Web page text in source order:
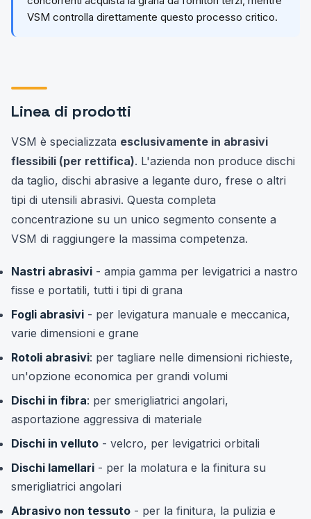
VSM controlla direttamente questo processo critico.
Linea di prodotti
VSM è specializzata esclusivamente in abrasivi
flessibili (per rettifica). L'azienda non produce dischi
da taglio, dischi abrasive a legante duro, frese o altri
tipi di utensili abrasivi. Questa completa
concentrazione su un unico segmento consente a
VSM di raggiungere la massima competenza.
Nastri abrasivi - ampia gamma per levigatrici a nastro
fisse e portatili, tutti i tipi di grana
Fogli abrasivi - per levigatura manuale e meccanica,
varie dimensioni e grane
Rotoli abrasivi: per tagliare nelle dimensioni richieste,
un'opzione economica per grandi volumi
Dischi in fibra: per smerigliatrici angolari,
asportazione aggressiva di materiale
Dischi in velluto - velcro, per levigatrici orbitali
Dischi lamellari - per la molatura e la finitura su
smerigliatrici angolari
Abrasivo non tessuto - per la finitura, la pulizia e